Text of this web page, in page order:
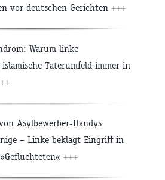
vor deutschen Gerichten +++
Warum linke
islamische Täterumfeld immer in
Asylbewerber-Handys
– Linke beklagt Eingriff in
+++